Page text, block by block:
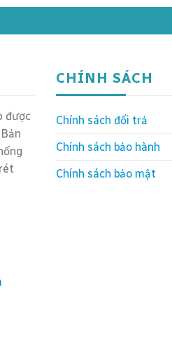
được
CHÍNH SÁCH
Chính sách đổi trả
Chính sách bảo hành
Chính sách bảo mật